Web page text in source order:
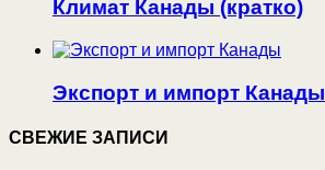
Климат Канады (кратко)
Экспорт и импорт Канады
СВЕЖИЕ ЗАПИСИ